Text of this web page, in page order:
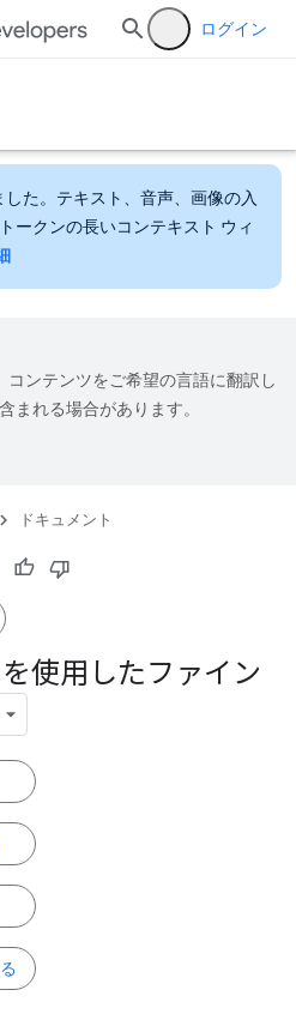
ログイン
た。テキスト、音声、画像の入
ークンの長いコンテキスト ウィ
コンテンツをご希望の言語に翻訳し
まれる場合があります。
ドキュメント
使用したファイン